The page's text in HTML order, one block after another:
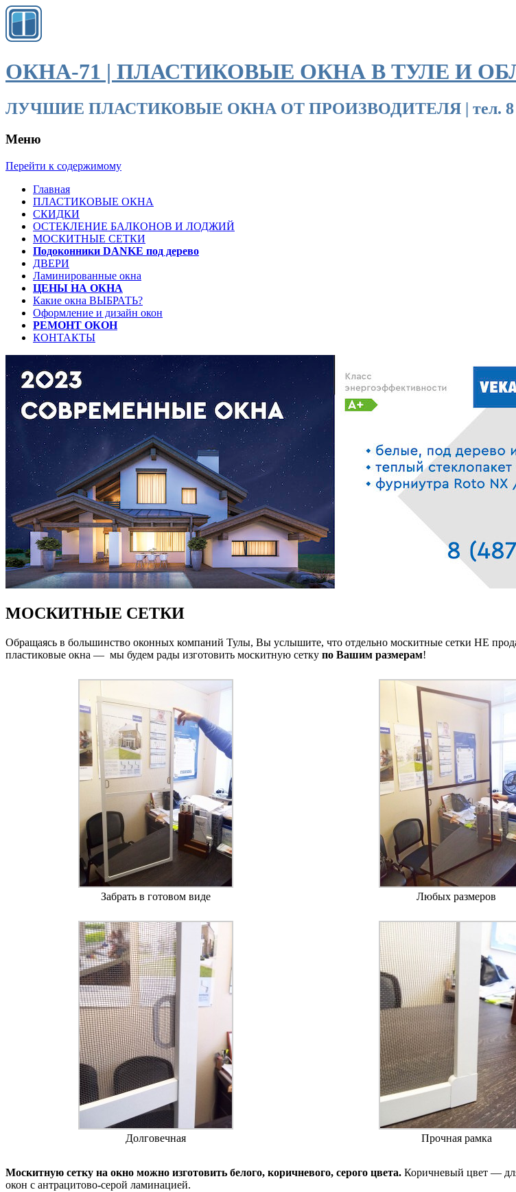
ОКНА-71 | ПЛАСТИКОВЫЕ ОКНА В ТУЛЕ И
ЛУЧШИЕ ПЛАСТИКОВЫЕ ОКНА ОТ ПРОИЗВОДИТЕЛЯ | тел. 8
Меню
Перейти к содержимому
Главная
ПЛАСТИКОВЫЕ ОКНА
СКИДКИ
ОСТЕКЛЕНИЕ БАЛКОНОВ И ЛОДЖИЙ
МОСКИТНЫЕ СЕТКИ
Подоконники DANKE под дерево
ДВЕРИ
Ламинированные окна
ЦЕНЫ НА ОКНА
Какие окна ВЫБРАТЬ?
Оформление и дизайн окон
РЕМОНТ ОКОН
КОНТАКТЫ
МОСКИТНЫЕ СЕТКИ
Обращаясь в большинство оконных компаний Тулы, Вы услышите, что отдельно москитные сетки НЕ
пластиковые окна — мы будем рады изготовить москитную сетку по Вашим размерам!
Забрать в готовом виде Любых размеров
Долговечная Прочная рамка
Москитную сетку на окно можно изготовить белого, коричневого, серого цвета. Коричневый цвет —
окон с антрацитово-серой ламинацией.